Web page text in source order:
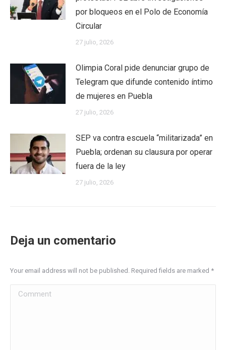
por bloqueos en el Polo de Economía
Circular
27 julio, 2026
Olimpia Coral pide denunciar grupo de
Telegram que difunde contenido íntimo
de mujeres en Puebla
27 julio, 2026
SEP va contra escuela “militarizada” en
Puebla; ordenan su clausura por operar
fuera de la ley
27 julio, 2026
Deja un comentario
Your email address will not be published. Required fields are marked *
Comment